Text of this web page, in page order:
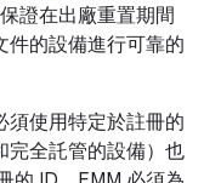
證在出廠重置期間
件的設備進行可靠的
須使用特定於註冊的
完全託管的設備）也